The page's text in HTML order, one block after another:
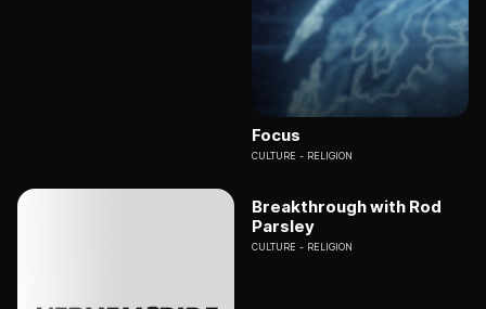
Focus
CULTURE RELIGION
Breakthrough with Rod
Parsley
CULTURE RELIGION